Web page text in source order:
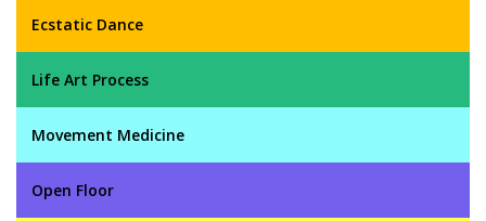
Ecstatic Dance
Life Art Process
Movement Medicine
Open Floor